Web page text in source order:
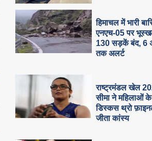
हिमाचल में भारी
एनएच-05 पर
130 सड़कें बंद, 6
तक अलर्ट
राष्ट्रमंडल खेल
सीमा ने महिलाओं के
डिस्कस थ्रो
जीता कांस्य